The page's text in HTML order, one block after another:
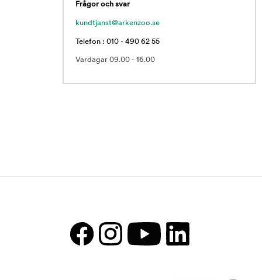
Frågor och svar
kundtjanst@arkenzoo.se
Telefon : 010 - 490 62 55
Vardagar 09.00 - 16.00